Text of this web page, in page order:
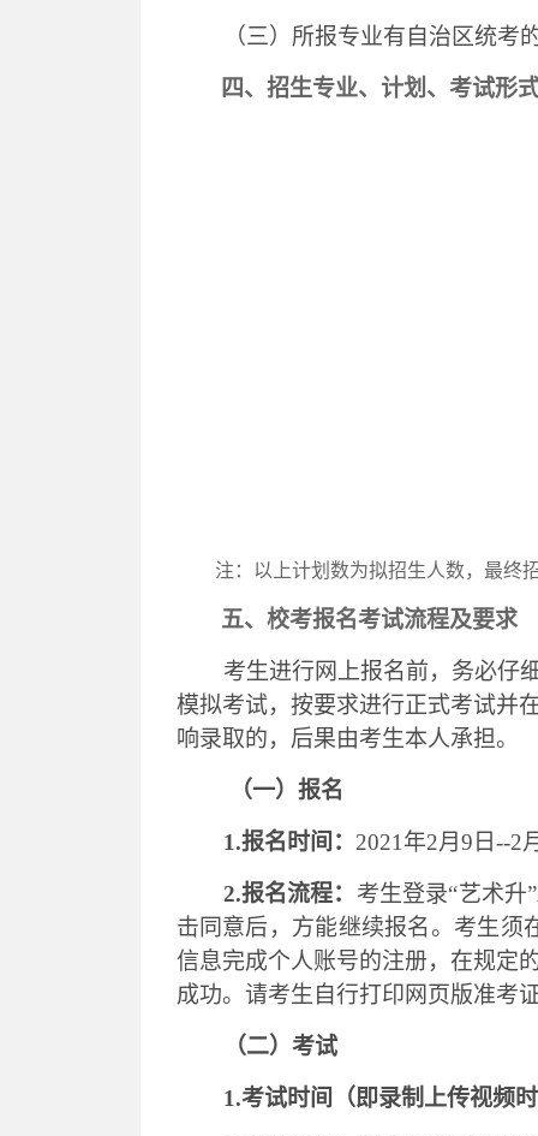
（三）所报专业有自治区统
四、 招生专业、计划、考试形
注： 以上计划数为拟招生人数， 最终
五、校考报名考试流程及要求
考生进行网上报名前，务必仔
模拟考试，按要求进行正式考试并
响录取的，后果由考生本人承担。
（一）报名
1.报名时间： 2021年2月 9 日--2
2.报名流程： 考生登录“艺术升
击同意后，方能继续报名。考生须
信息完成个人账号的注册，在规定
成功。请考生自行打印网页版准考
（二）考试
1.考试时间（即录制上传视频